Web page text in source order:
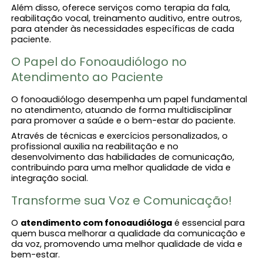
Além disso, oferece serviços como terapia da fala,
reabilitação vocal, treinamento auditivo, entre outros,
para atender às necessidades específicas de cada
paciente.
O Papel do Fonoaudiólogo no
Atendimento ao Paciente
O fonoaudiólogo desempenha um papel fundamental
no atendimento, atuando de forma multidisciplinar
para promover a saúde e o bem-estar do paciente.
Através de técnicas e exercícios personalizados, o
profissional auxilia na reabilitação e no
desenvolvimento das habilidades de comunicação,
contribuindo para uma melhor qualidade de vida e
integração social.
Transforme sua Voz e Comunicação!
O atendimento com fonoaudióloga​ é essencial para
quem busca melhorar a qualidade da comunicação e
da voz, promovendo uma melhor qualidade de vida e
bem-estar.